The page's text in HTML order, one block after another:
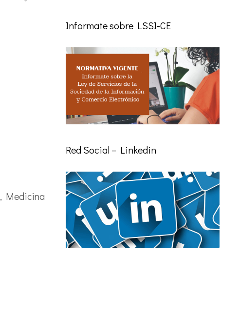
, Medicina
Informate sobre LSSI-CE
Red Social – Linkedin